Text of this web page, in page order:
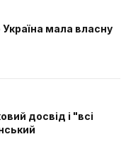
Україна мала власну
досвід і "всі